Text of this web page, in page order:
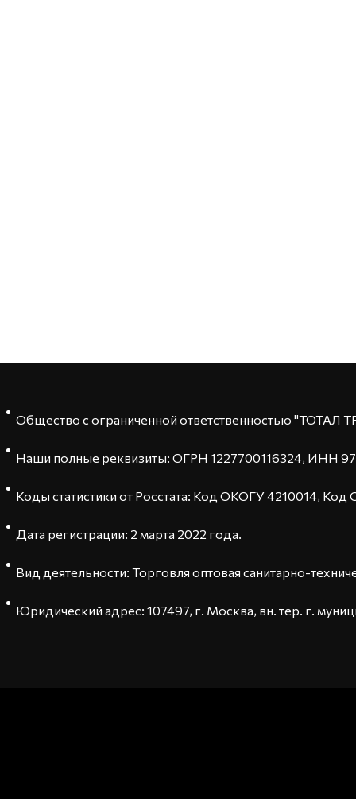
Общество с ограниченной ответственностью "ТОТАЛ
Наши полные реквизиты: ОГРН 1227700116324, ИНН
Коды статистики от Росстата: Код ОКОГУ 4210014,
Дата регистрации: 2 марта 2022 года.
Вид деятельности: Торговля оптовая санитарно-
Юридический адрес: 107497, г. Москва, вн. тер. г.